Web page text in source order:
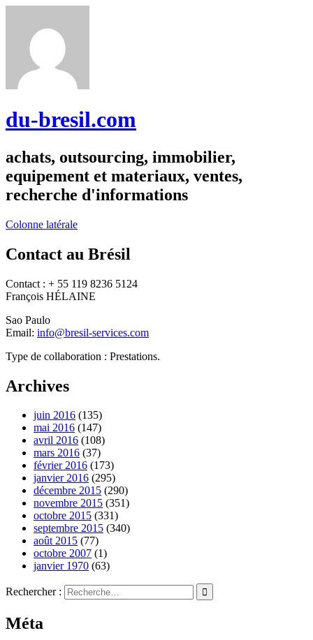
du-bresil.com
achats, outsourcing, immobilier,
equipement et materiaux, ventes,
recherche d'informations
Colonne latérale
Contact au Brésil
Contact : + 55 119 8236 5124
François HÉLAINE
Sao Paulo
Email: info@bresil-services.com
Type de collaboration : Prestations.
Archives
juin 2016 (135)
mai 2016 (147)
avril 2016 (108)
mars 2016 (37)
février 2016 (173)
janvier 2016 (295)
décembre 2015 (290)
novembre 2015 (351)
octobre 2015 (331)
septembre 2015 (340)
août 2015 (77)
octobre 2007 (1)
janvier 1970 (63)
Rechercher :
Méta